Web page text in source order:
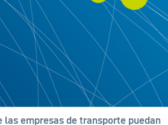
empresas de transporte puedan